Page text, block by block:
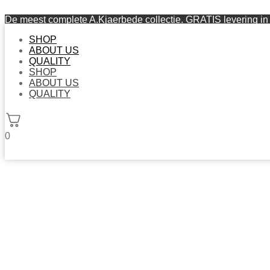
De meest complete A.Kjaerbede collectie. GRATIS levering
SHOP
ABOUT US
QUALITY
SHOP
ABOUT US
QUALITY
0